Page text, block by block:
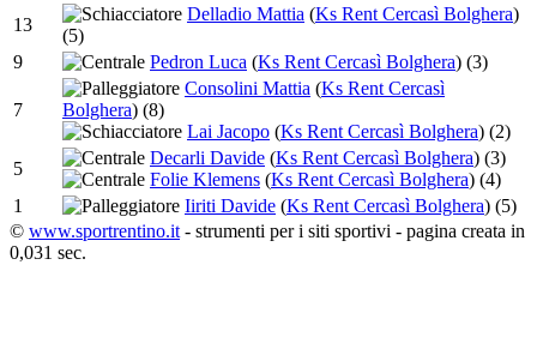
13
Delladio Mattia (Ks Rent Cercasì Bolghera)
(5)
9
Pedron Luca (Ks Rent Cercasì Bolghera) (3)
7
Consolini Mattia (Ks Rent Cercasì
Bolghera) (8)
Lai Jacopo (Ks Rent Cercasì Bolghera) (2)
5
Decarli Davide (Ks Rent Cercasì Bolghera) (3)
Folie Klemens (Ks Rent Cercasì Bolghera) (4)
1
Iiriti Davide (Ks Rent Cercasì Bolghera) (5)
© www.sportrentino.it - strumenti per i siti sportivi - pagina creata in
0,031 sec.